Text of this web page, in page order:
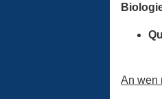
An wen